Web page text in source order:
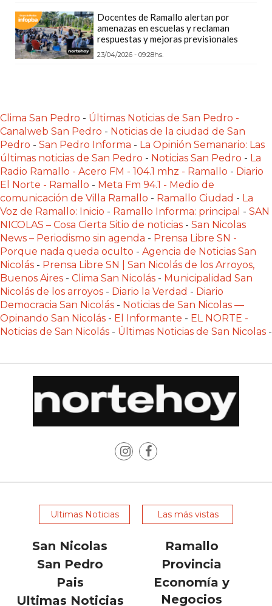
DEFINITIVA
PARA
RESTAURANTES
UNA
TIENDA
ONLINE:
¿CUÁL
ES
LA
MEJOR
PLATAFORMA?
CHANGUITO.COM.AR,
LA
TIENDA
ONLINE
ARGENTINA
QUE
VENDER
COMISIÓN
COMISIÓN
VENTA
Docentes de Ramallo alertan por
amenazas en escuelas y reclaman
respuestas y mejoras previsionales
23/04/2026 - 09:28hs.
Clima San Pedro - Últimas Noticias de San Pedro -
Canalweb San Pedro - Noticias de la ciudad de San
Pedro - San Pedro Informa - La Opinión Semanario: Las
últimas noticias de San Pedro - Noticias San Pedro - La
Radio Ramallo - Acero FM - 104.1 mhz - Ramallo - Diario
El Norte - Ramallo - Meta Fm 94.1 - Medio de
comunicación de Villa Ramallo - Ramallo Ciudad - La
Voz de Ramallo: Inicio - Ramallo Informa: principal - SAN
NICOLAS – Cosa Cierta Sitio de noticias - San Nicolas
News – Periodismo sin agenda - Prensa Libre SN -
Porque nada queda oculto - Agencia de Noticias San
Nicolás - Prensa Libre SN | San Nicolás de los Arroyos,
Buenos Aires - Clima San Nicolás - Municipalidad San
Nicolás de los arroyos - Diario la Verdad - Diario
Democracia San Nicolás - Noticias de San Nicolas —
Opinando San Nicolás - El Informante - EL NORTE -
Noticias de San Nicolás - Últimas Noticias de San Nicolas -
Ultimas Noticias Las más vistas
San Nicolas
Ramallo
San Pedro
Provincia
Pais
Economía y
Negocios
Ultimas Noticias